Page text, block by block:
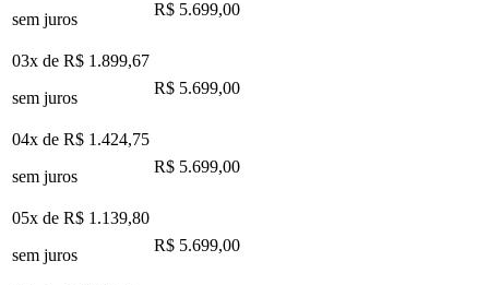
sem juros
R$ 5.699,00
03x de R$ 1.899,67
sem juros
R$ 5.699,00
04x de R$ 1.424,75
sem juros
R$ 5.699,00
05x de R$ 1.139,80
sem juros
R$ 5.699,00